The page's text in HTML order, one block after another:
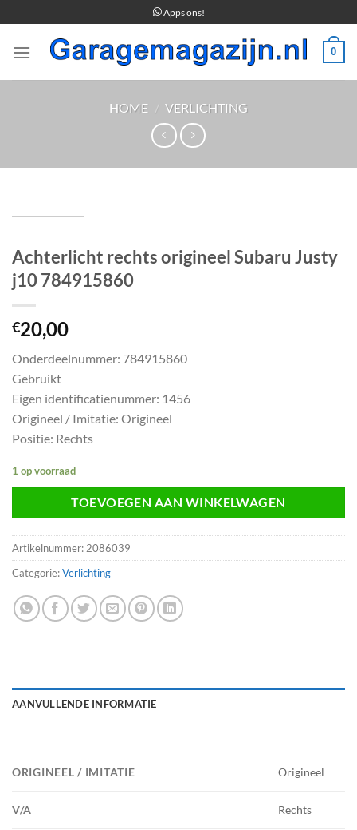
naar
inhoud
Apps ons!
0
HOME / VERLICHTING
Achterlicht rechts origineel Subaru Justy
j10 784915860
€20,00
Onderdeelnummer: 784915860
Gebruikt
Eigen identificatienummer: 1456
Origineel / Imitatie: Origineel
Positie: Rechts
1 op voorraad
TOEVOEGEN AAN WINKELWAGEN
Artikelnummer: 2086039
Categorie:Verlichting
AANVULLENDE INFORMATIE
ORIGINEEL / IMITATIE Origineel
V/A Rechts